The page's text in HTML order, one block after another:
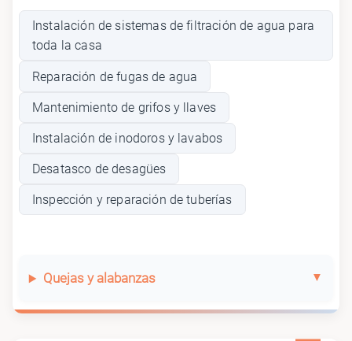
Instalación de sistemas de filtración de agua para
toda la casa
Reparación de fugas de agua
Mantenimiento de grifos y llaves
Instalación de inodoros y lavabos
Desatasco de desagües
Inspección y reparación de tuberías
Quejas y alabanzas